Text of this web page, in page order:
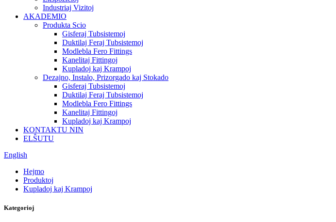
Industriaj Vizitoj
AKADEMIO
Produkta Scio
Gisferaj Tubsistemoj
Duktilaj Feraj Tubsistemoj
Modlebla Fero Fittings
Kanelitaj Fittingoj
Kupladoj kaj Krampoj
Dezajno, Instalo, Prizorgado kaj Stokado
Gisferaj Tubsistemoj
Duktilaj Feraj Tubsistemoj
Modlebla Fero Fittings
Kanelitaj Fittingoj
Kupladoj kaj Krampoj
KONTAKTU NIN
ELŜUTU
English
Hejmo
Produktoj
Kupladoj kaj Krampoj
Kategorioj